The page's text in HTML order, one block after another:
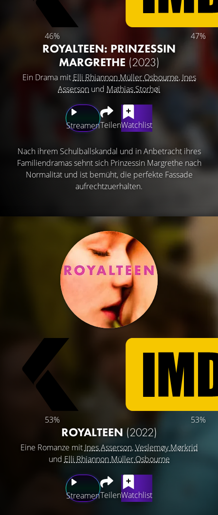
46% 47%
ROYALTEEN: PRINZESSIN
MARGRETHE (2023)
Ein Drama mit Elli Rhiannon Müller Osbourne, Ines
Asserson und Mathias Storhøi
StreamenTeilenWatchlist
Nach ihrem Schulballskandal und in Anbetracht ihres
Familiendramas sehnt sich Prinzessin Margrethe nach
Normalität und ist bemüht, die perfekte Fassade
aufrechtzuerhalten.
53% 53%
ROYALTEEN (2022)
Eine Romanze mit Ines Asserson,Veslemøy Mørkrid
und Elli Rhiannon Müller Osbourne
StreamenTeilenWatchlist